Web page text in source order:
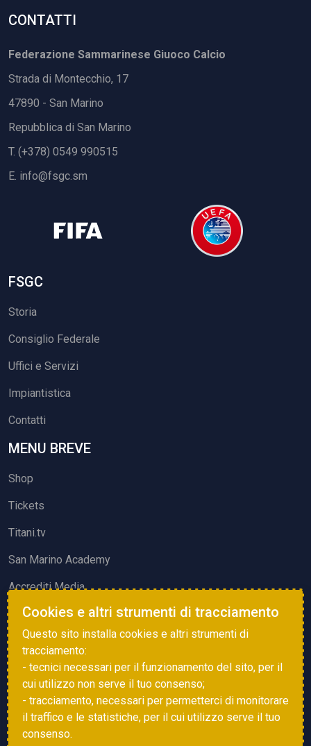
CONTATTI
Federazione Sammarinese Giuoco Calcio
Strada di Montecchio, 17
47890 - San Marino
Repubblica di San Marino
T. (+378) 0549 990515
E. info@fsgc.sm
FSGC
Storia
Consiglio Federale
Uffici e Servizi
Impiantistica
Contatti
MENU BREVE
Shop
Tickets
Titani.tv
San Marino Academy
Accrediti Media
ATTIVITÀ ED EVENTI
Squadre di Calcio
Associazione Sammarinese Arbitri
Vota gol e parata
Cookies e altri strumenti di tracciamento
Questo sito installa cookies e altri strumenti di
tracciamento:
- tecnici necessari per il funzionamento del sito, per il
cui utilizzo non serve il tuo consenso;
- tracciamento, necessari per permetterci di monitorare
il traffico e le statistiche, per il cui utilizzo serve il tuo
consenso.